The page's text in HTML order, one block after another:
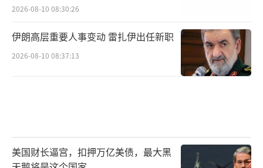
2026-08-10 08:30:26
伊朗高层重要人事变动 雷扎伊出任新职
2026-08-10 08:37:13
美国财长逼宫，扣押万亿美债，最大黑